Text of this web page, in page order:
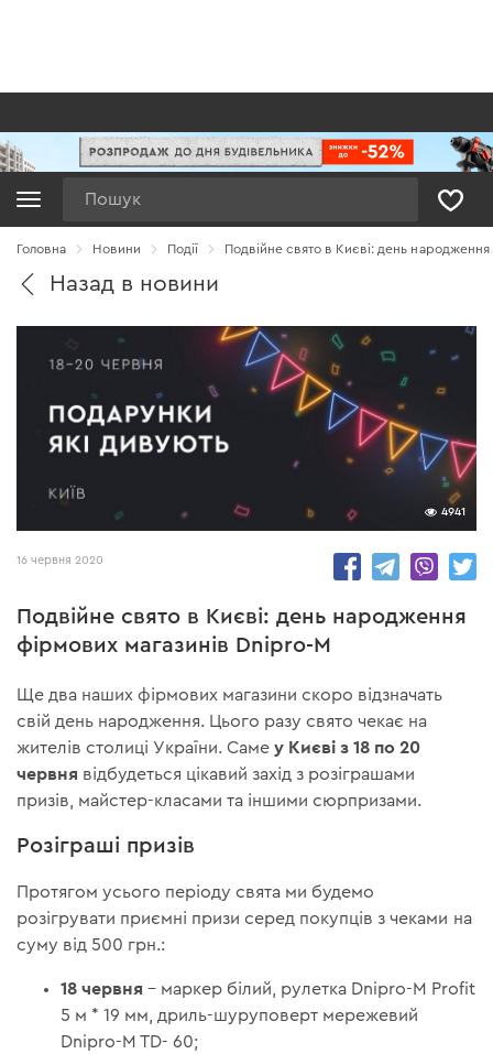
Головна Новини Події Подвійне свято в Києві: день
Назад в новини
4941
16 червня 2020
Подвійне свято в Києві: день народження
фірмових магазинів Dnipro-M
Ще два наших фірмових магазини скоро відзначать
свій день народження. Цього разу свято чекає на
жителів столиці України. Самеу Києві з 18 по 20
червня відбудеться цікавий захід з розіграшами
призів, майстер-класами та іншими сюрпризами.
Розіграші призів
Протягом усього періоду свята ми будемо
розігрувати приємні призи серед покупців з чеками на
суму від 500 грн.:
18 червня – маркер білий, рулетка Dnipro-M Profit
5 м * 19 мм, дриль-шуруповерт мережевий
Dnipro-M TD- 60;